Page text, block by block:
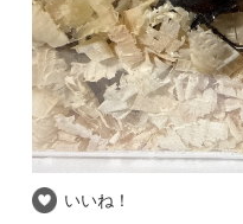
いいね！
推察される和名